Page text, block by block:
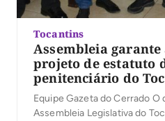
Tocantins
Assembleia
projeto de estatuto
penitenciário do
Equipe Gazeta do Cerrado
Assembleia Legislativa do